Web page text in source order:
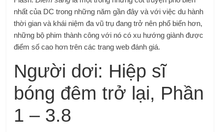
nhất của DC trong những năm gần đây và với việc du hành
thời gian và khái niệm đa vũ trụ đang trở nên phổ biến hơn,
những bộ phim thành công với nó có xu hướng giành được
điểm số cao hơn trên các trang web đánh giá.
Người dơi: Hiệp sĩ
bóng đêm trở lại, Phần
1 – 3.8